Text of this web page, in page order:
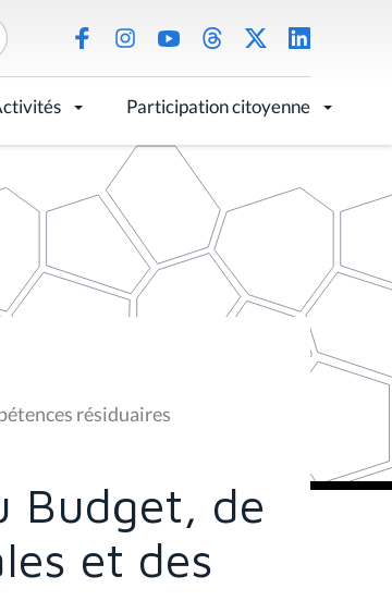
Participation citoyenne
résiduaires
Budget, de
et des